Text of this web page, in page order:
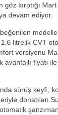
göz kırptığı
devam ediyor.
1.6 litrelik CVT
versiyonu
avantajlı fiyatı
sürüş keyfi,
donatılan